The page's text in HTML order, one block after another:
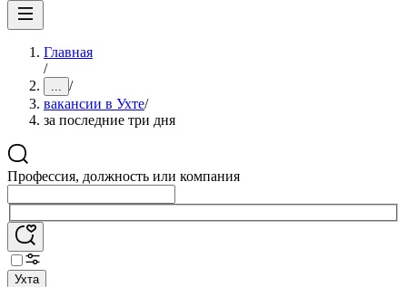
Главная
/
... /
вакансии в Ухте/
за последние три дня
Профессия, должность или компания
Ухта